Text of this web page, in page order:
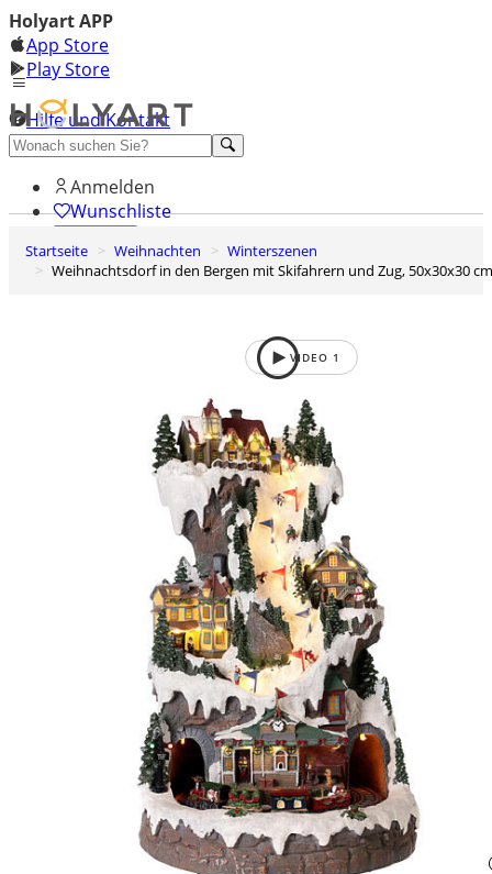
Holyart APP
App Store
Play Store
Hilfe und Kontakt
Entdecken Sie Premium
Anmelden
Wunschliste
0
Warenkorb
Startseite Weihnachten
Winterszenen
Weihnachtsdorf in den Bergen mit Skifahrern und Zug, 50x30x30 cm
VIDEO 1